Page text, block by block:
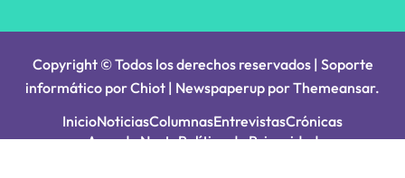
Copyright © Todos los derechos reservados | Soporte
informático por Chiot | Newspaperup porThemeansar.
InicioNoticiasColumnasEntrevistasCrónicas
Agenda NortePolítica de Privacidad